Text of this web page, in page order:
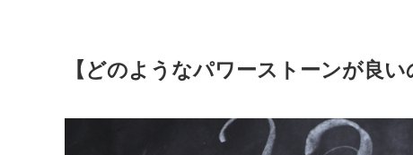
【どのようなパワーストーンが良い